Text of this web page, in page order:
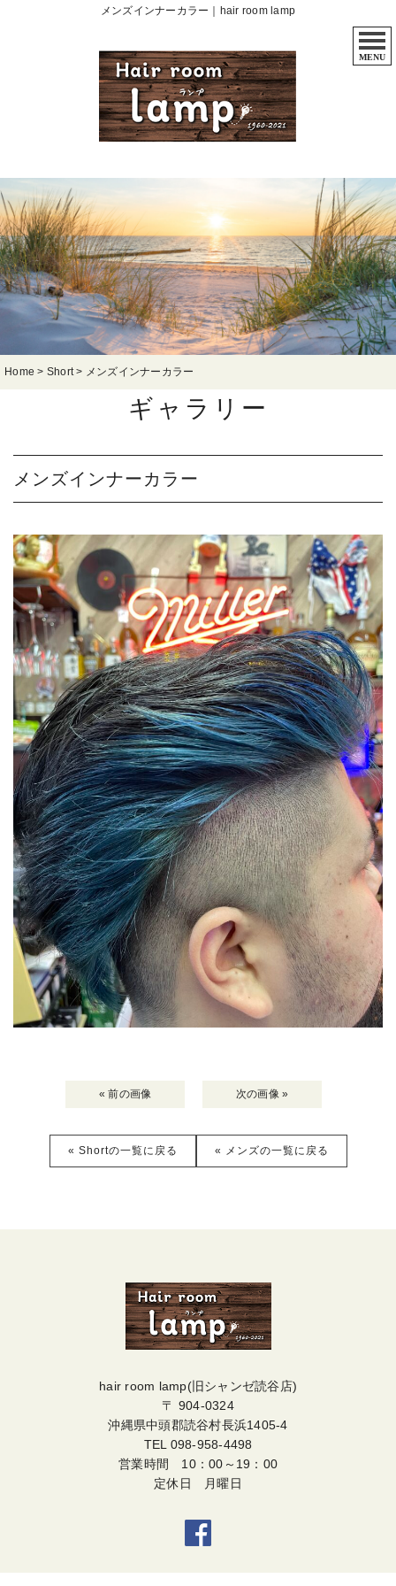
メンズインナーカラー｜hair room lamp
MENU
Home > Short> メンズインナーカラー
ギャラリー
メンズインナーカラー
« 前の画像 次の画像 »
« Shortの一覧に戻る « メンズの一覧に戻る
hair room lamp(旧シャンゼ読谷店)
〒 904-0324
沖縄県中頭郡読谷村長浜1405-4
TEL 098-958-4498
営業時間 10：00～19：00
定休日 月曜日